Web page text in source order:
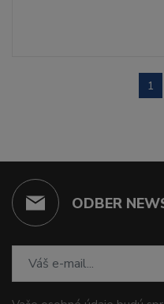
1
ODBER